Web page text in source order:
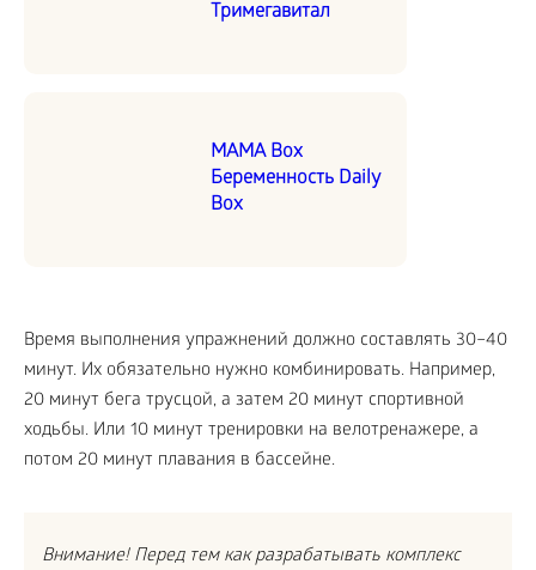
Тримегавитал
MAMA Box
Беременность Daily
Box
Время выполнения упражнений должно составлять 30–40
минут. Их обязательно нужно комбинировать. Например,
20 минут бега трусцой, а затем 20 минут спортивной
ходьбы. Или 10 минут тренировки на велотренажере, а
потом 20 минут плавания в бассейне.
Внимание! Перед тем как разрабатывать комплекс